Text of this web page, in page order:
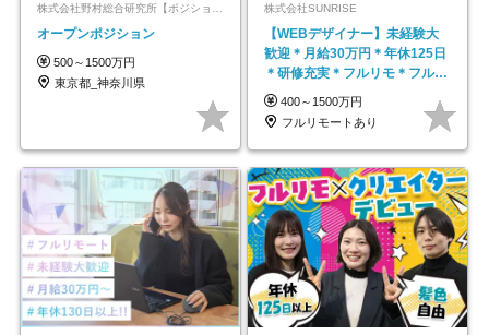
オープンポジション
500～1500万円
東京都_神奈川県
株式会社SUNRISE
【WEBデザイナー】未経験大
歓迎＊月給30万円＊年休125日
＊研修充実＊フルリモ＊フルフ
レックス＊
400～1500万円
フルリモートあり